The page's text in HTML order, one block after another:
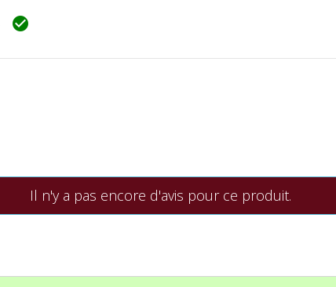

Il n'y a pas encore d'avis pour ce produit.